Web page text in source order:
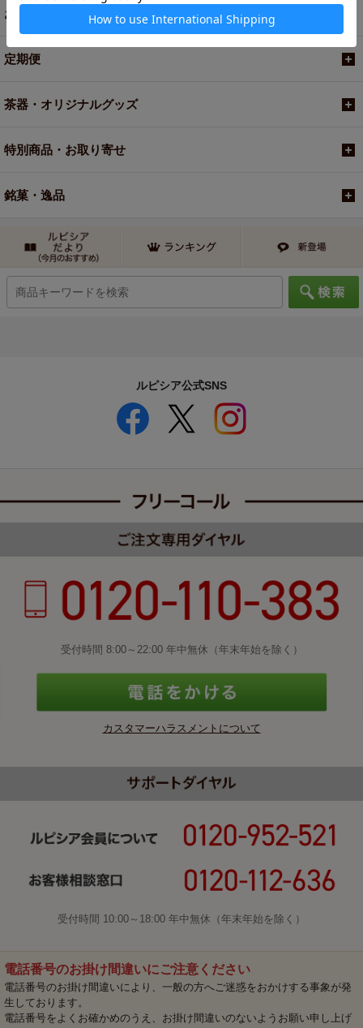
お買い得商品
定期便
茶器・オリジナルグッズ
特別商品・お取り寄せ
銘菓・逸品
ルピシア公式SNS
受付時間 8:00～22:00 年中無休（年末年始を除く）
カスタマーハラスメントについて
受付時間 10:00～18:00 年中無休（年末年始を除く）
電話番号のお掛け間違いにご注意ください
電話番号のお掛け間違いにより、一般の方へご迷惑をおかけする事象が発
生しております。
電話番号をよくお確かめのうえ、お掛け間違いのないようお願い申し上げ